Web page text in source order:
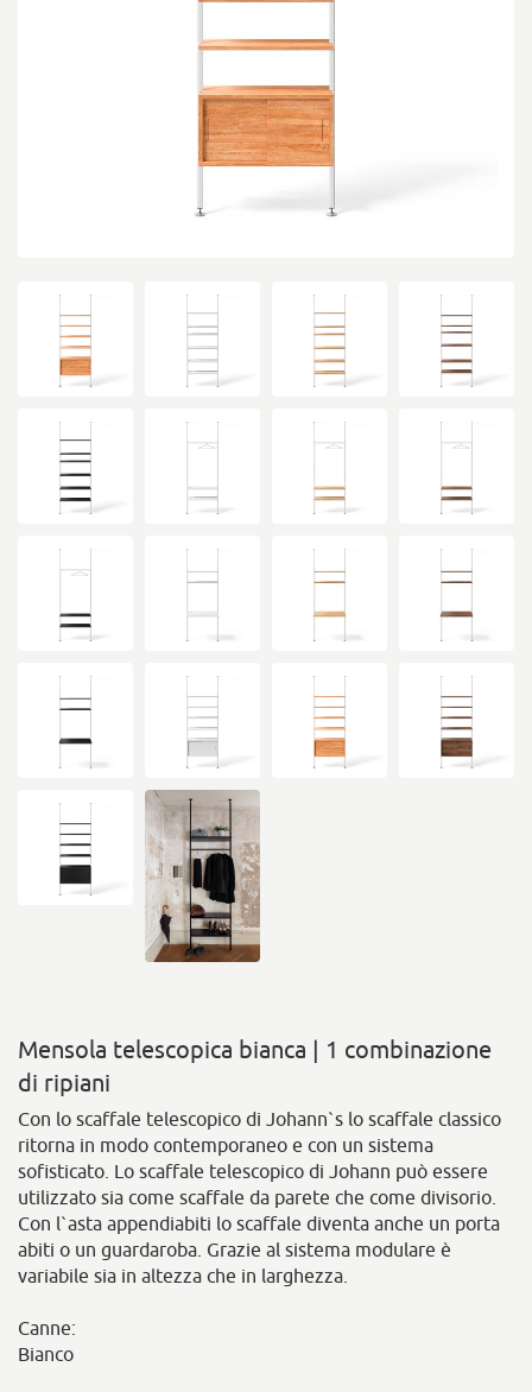
Mensola telescopica bianca | 1 combinazione
di ripiani
Con lo scaffale telescopico di Johann`s lo scaffale classico
ritorna in modo contemporaneo e con un sistema
sofisticato. Lo scaffale telescopico di Johann può essere
utilizzato sia come scaffale da parete che come divisorio.
Con l`asta appendiabiti lo scaffale diventa anche un porta
abiti o un guardaroba. Grazie al sistema modulare è
variabile sia in altezza che in larghezza.
Canne:
Bianco